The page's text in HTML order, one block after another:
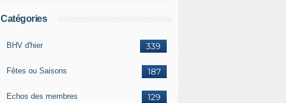
Catégories
339
BHV d'hier
187
Fêtes ou Saisons
129
Echos des membres